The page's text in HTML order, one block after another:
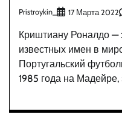
Pristroykin_ 17 Марта 2022
Криштиану Роналдо —
известных имен в
Португальский
1985 года на